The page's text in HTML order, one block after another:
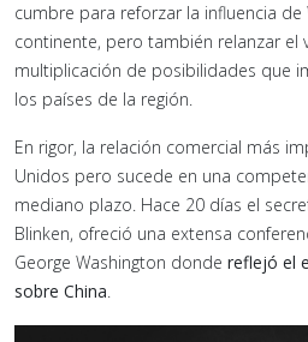
cumbre para reforzar la influencia
continente, pero también relanzar el
multiplicación de posibilidades que
los países de la región.
En rigor, la relación comercial más
Unidos pero sucede en una
mediano plazo. Hace 20 días el
Blinken, ofreció una extensa
George Washington donde reflejó el
sobre China.